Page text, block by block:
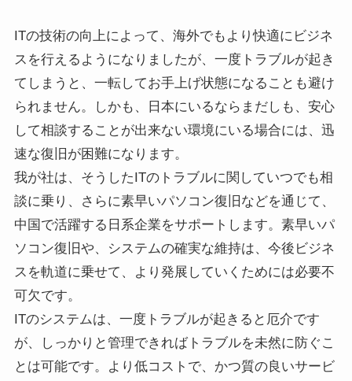
ITの技術の向上によって、海外でもより快適にビジネ
スを行えるようになりましたが、一度トラブルが起き
てしまうと、一転してお手上げ状態になることも避け
られません。しかも、日本にいるならまだしも、安心
して相談することが出来ない環境にいる場合には、迅
速な復旧が困難になります。
我が社は、そうしたITのトラブルに関していつでも相
談に乗り、さらに素早いパソコン復旧などを通じて、
中国で活躍する日系企業をサポートします。素早いパ
ソコン復旧や、システムの確実な維持は、今後ビジネ
スを軌道に乗せて、より発展していくためには必要不
可欠です。
ITのシステムは、一度トラブルが起きると厄介です
が、しっかりと管理できればトラブルを未然に防ぐこ
とは可能です。より低コストで、かつ質の良いサービ